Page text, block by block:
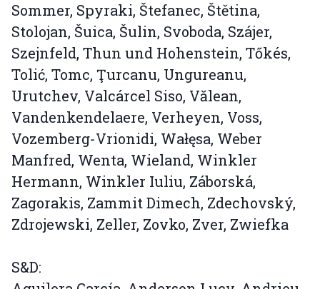
Sommer, Spyraki, Štefanec, Štětina,
Stolojan, Šuica, Šulin, Svoboda, Szájer,
Szejnfeld, Thun und Hohenstein, Tőkés,
Tolić, Tomc, Ţurcanu, Ungureanu,
Urutchev, Valcárcel Siso, Vălean,
Vandenkendelaere, Verheyen, Voss,
Vozemberg-Vrionidi, Wałęsa, Weber
Manfred, Wenta, Wieland, Winkler
Hermann, Winkler Iuliu, Záborská,
Zagorakis, Zammit Dimech, Zdechovský,
Zdrojewski, Zeller, Zovko, Zver, Zwiefka
S&D: